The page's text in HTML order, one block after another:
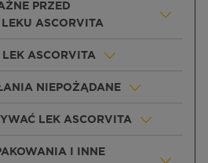
PRZED
ASCORVITA
ASCORVITA
NIEPOŻĄDANE
LEK ASCORVITA
I INNE